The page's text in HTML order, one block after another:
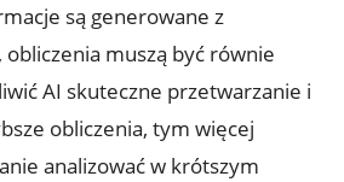
są generowane z
obliczenia muszą być równie
AI skuteczne przetwarzanie i
obliczenia, tym więcej
analizować w krótszym